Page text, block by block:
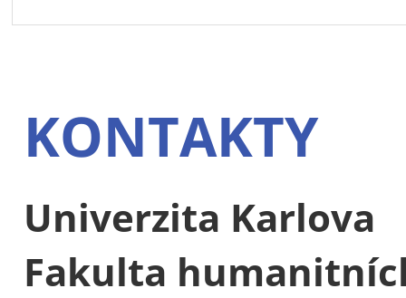
KONTAKTY
Univerzita Karlova
Fakulta